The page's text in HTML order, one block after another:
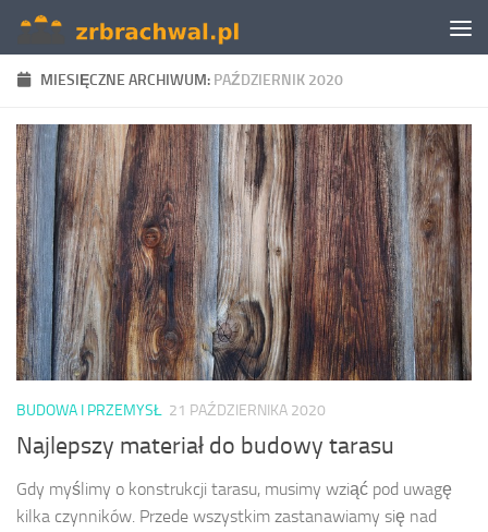
Skip to content
MIESIĘCZNE ARCHIWUM: PAŹDZIERNIK 2020
BUDOWA I PRZEMYSŁ 21 PAŹDZIERNIKA 2020
Najlepszy materiał do budowy tarasu
Gdy myślimy o konstrukcji tarasu, musimy wziąć pod uwagę
kilka czynników. Przede wszystkim zastanawiamy się nad